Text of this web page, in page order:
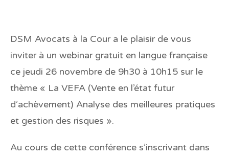
DSM Avocats à la Cour a le plaisir de vous
inviter à un webinar gratuit en langue française
ce jeudi 26 novembre de 9h30 à 10h15 sur le
thème « La VEFA (Vente en l’état futur
d’achèvement) Analyse des meilleures pratiques
et gestion des risques ».
Au cours de cette conférence s’inscrivant dans